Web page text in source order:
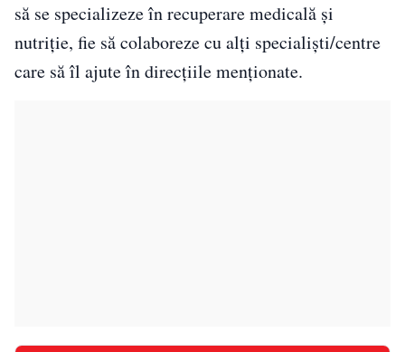
să se specializeze în recuperare medicală și
nutriție, fie să colaboreze cu alți specialiști/centre
care să îl ajute în direcțiile menționate.